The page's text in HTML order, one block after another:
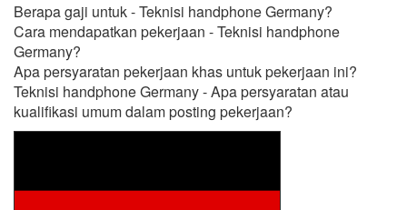
Berapa gaji untuk - Teknisi handphone Germany?
Cara mendapatkan pekerjaan - Teknisi handphone
Germany?
Apa persyaratan pekerjaan khas untuk pekerjaan ini?
Teknisi handphone Germany - Apa persyaratan atau
kualifikasi umum dalam posting pekerjaan?